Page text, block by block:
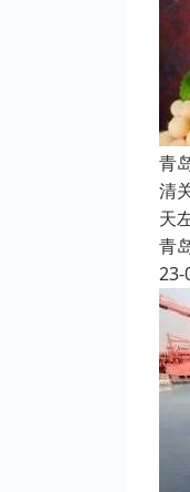
青
清
天
青
23-